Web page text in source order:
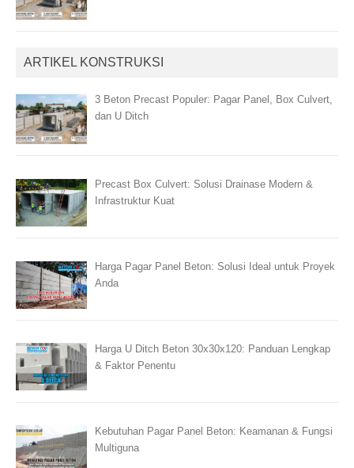
ARTIKEL KONSTRUKSI
3 Beton Precast Populer: Pagar Panel, Box Culvert,
dan U Ditch
Precast Box Culvert: Solusi Drainase Modern &
Infrastruktur Kuat
Harga Pagar Panel Beton: Solusi Ideal untuk Proyek
Anda
Harga U Ditch Beton 30x30x120: Panduan Lengkap
& Faktor Penentu
Kebutuhan Pagar Panel Beton: Keamanan & Fungsi
Multiguna